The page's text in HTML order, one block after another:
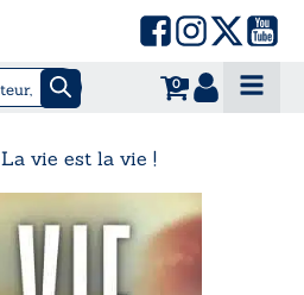
0
La vie est la vie !